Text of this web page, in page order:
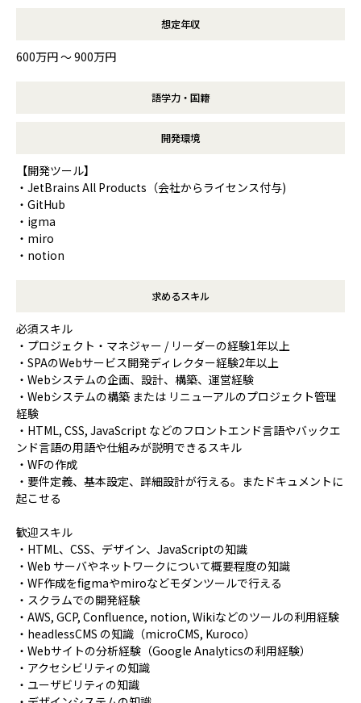
想定年収
600万円 〜 900万円
語学力・国籍
開発環境
【開発ツール】
・JetBrains All Products（会社からライセンス付与)
・GitHub
・igma
・miro
・notion
求めるスキル
必須スキル
・プロジェクト・マネジャー / リーダーの経験1年以上
・SPAのWebサービス開発ディレクター経験2年以上
・Webシステムの企画、設計、構築、運営経験
・Webシステムの構築 または リニューアルのプロジェクト管理
経験
・HTML, CSS, JavaScript などのフロントエンド言語やバックエ
ンド言語の用語や仕組みが説明できるスキル
・WFの作成
・要件定義、基本設定、詳細設計が行える。またドキュメントに
起こせる
歓迎スキル
・HTML、CSS、デザイン、JavaScriptの知識
・Web サーバやネットワークについて概要程度の知識
・WF作成をfigmaやmiroなどモダンツールで行える
・スクラムでの開発経験
・AWS, GCP, Confluence, notion, Wikiなどのツールの利用経験
・headlessCMS の知識（microCMS, Kuroco）
・Webサイトの分析経験（Google Analyticsの利用経験）
・アクセシビリティの知識
・ユーザビリティの知識